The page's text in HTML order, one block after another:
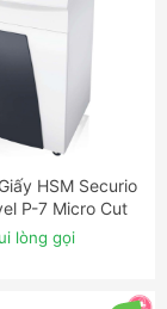
ĐẶT NGAY
HSM Securio
P-7 Micro Cut
with OMDD Slot
lòng gọi